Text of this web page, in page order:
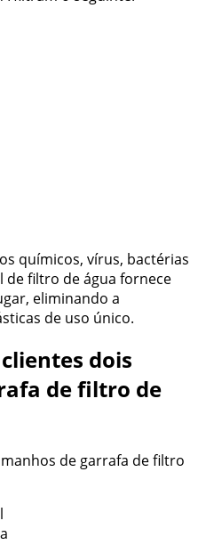
químicos, vírus, bactérias
de filtro de água fornece
eliminando a
de uso único.
dois
de filtro de
de garrafa de filtro